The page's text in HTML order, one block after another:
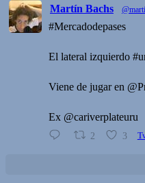
Martín Bachs
#Mercadodepases
El lateral izquierdo
Viene de jugar en
Ex @cariverplateuru
2 3